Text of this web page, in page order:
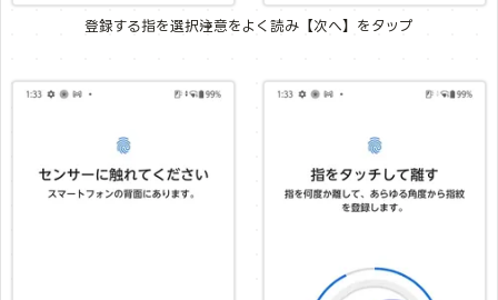
登録する指を選択→注意をよく読み【次へ】をタップ